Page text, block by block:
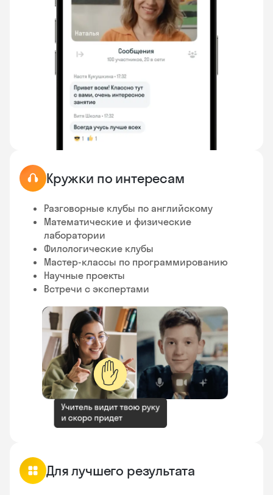
Кружки по интересам
Разговорные клубы по английскому
Математические и физические
лаборатории
Филологические клубы
Мастер-классы по программированию
Научные проекты
Встречи с экспертами
✋
Для лучшего результата